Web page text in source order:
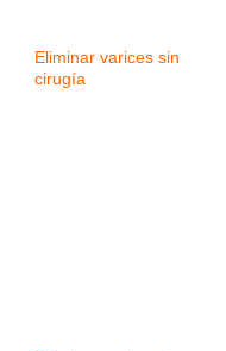
Eliminar varices sin
cirugía